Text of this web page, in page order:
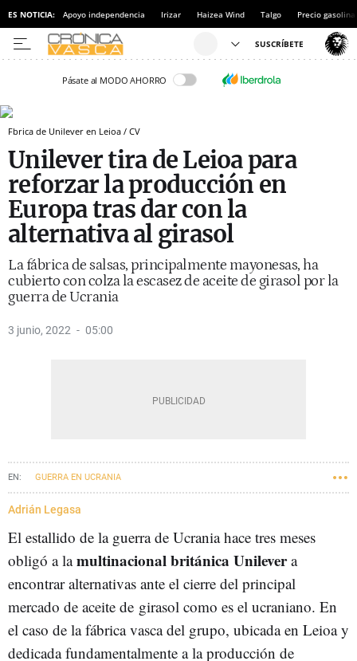
ES NOTICIA: Apoyo independencia Irizar Haizea Wind Talgo Precio gasolina
Pásate al MODO AHORRO
Fbrica de Unilever en Leioa / CV
Unilever tira de Leioa para
reforzar la producción en
Europa tras dar con la
alternativa al girasol
La fábrica de salsas, principalmente mayonesas, ha
cubierto con colza la escasez de aceite de girasol por la
guerra de Ucrania
3 junio, 2022 05:00
GUERRA EN UCRANIA
Adrián Legasa
El estallido de la guerra de Ucrania hace tres meses
obligó a lamultinacional británica Unilevera
encontrar alternativas ante el cierre del principal
mercado de aceite de girasol como es el ucraniano. En
el caso de la fábrica vasca del grupo, ubicada en Leioa y
dedicada fundamentalmente a la producción de